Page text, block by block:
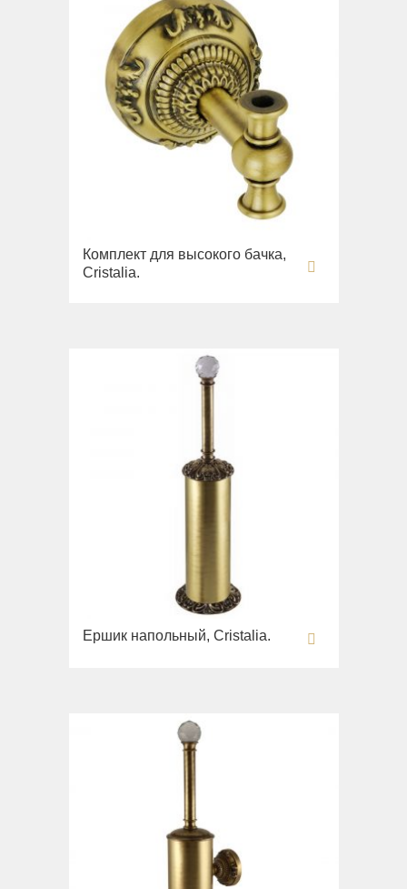
Комплект для высокого бачка,
Cristalia.
Ершик напольный, Cristalia.